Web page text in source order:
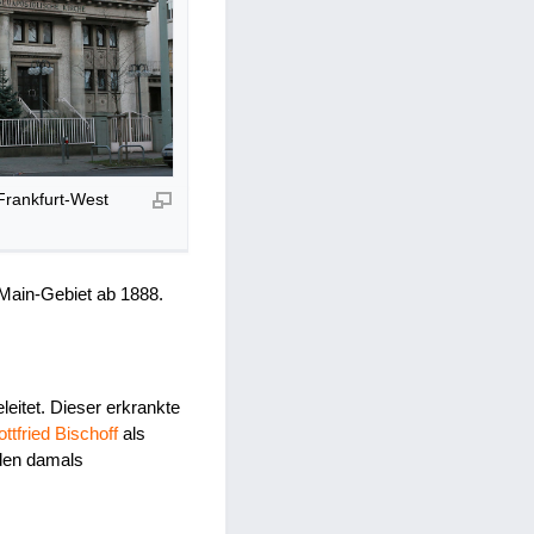
West
Gebiet ab 1888.
Dieser erkrankte
Bischoffals
damals